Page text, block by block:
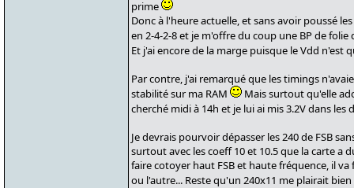
prime
Donc à l'heure actuelle, et sans avoir poussé
en 2-4-2-8 et je m'offre du coup une BP de
Et j'ai encore de la marge puisque le Vdd n'est
Par contre, j'ai remarqué que les timings
stabilité sur ma RAM
Mais surtout qu'elle
cherché midi à 14h et je lui ai mis 3.2V dans
Je devrais pourvoir dépasser les 240 de FSB
surtout avec les coeff 10 et 10.5 que la carte a
faire cotoyer haut FSB et haute fréquence, il
ou l'autre... Reste qu'un 240x11 me plairait